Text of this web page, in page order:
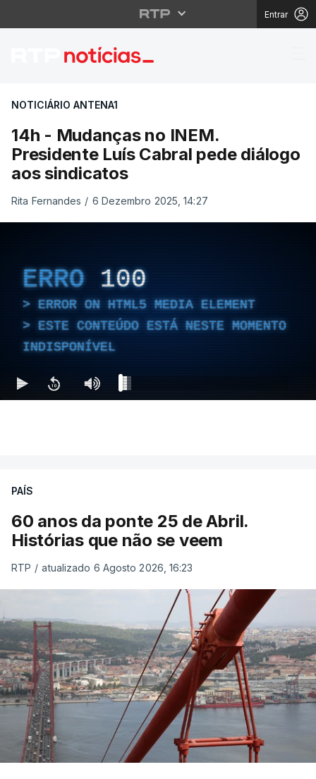
Entrar
14h - Mudanças no
NOTICIÁRIO ANTENA1
14h - Mudanças no INEM.
Presidente Luís Cabral pede diálogo
aos sindicatos
Rita Fernandes / 6 Dezembro 2025, 14:27
ERRO 100
ERROR ON HTML5 MEDIA ELEMENT
ESTE CONTEÚDO ESTÁ NESTE MOMENTO
INDISPONÍVEL
PAÍS
60 anos da ponte 25 de Abril.
Histórias que não se veem
RTP / atualizado 6 Agosto 2026, 16:23